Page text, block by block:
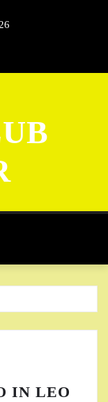
IN LEO